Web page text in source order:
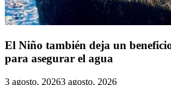
El Niño también deja un
para asegurar el agua
3 agosto, 20263 agosto, 2026